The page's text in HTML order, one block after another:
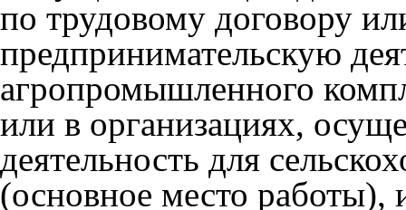
по трудовому договору
предпринимательскую
агропромышленного
или в организациях,
деятельность для
(основное место